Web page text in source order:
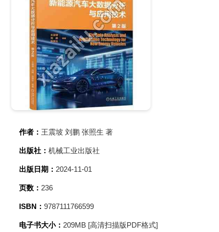
作者： 王震坡 刘鹏 张照生 著
出版社： 机械工业出版社
出版日期： 2024-11-01
页数： 236
ISBN： 9787111766599
电子书大小： 209MB [高清扫描版PDF格式]